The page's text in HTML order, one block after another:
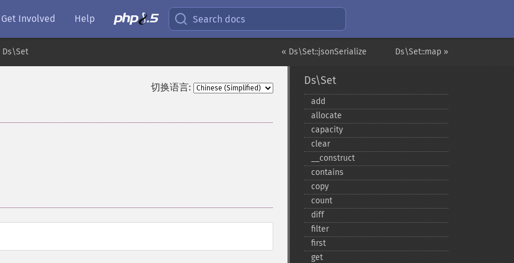
Get Involved Help Search docs
Ds\Set::map »
« Ds\Set::jsonSerialize
Ds\Set
切换语言:
Ds\Set
add
allocate
capacity
clear
_​_​construct
contains
copy
count
diff
filter
first
get